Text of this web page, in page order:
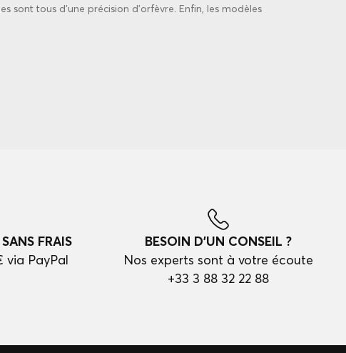
sont tous d'une précision d'orfèvre. Enfin, les modèles
FRAIS
via PayPal
BESOIN D'UN CONSEIL ?
Nos experts sont à votre écoute
+33 3 88 32 22 88